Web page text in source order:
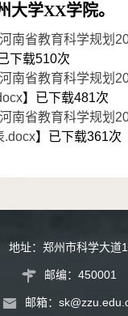
大学XX学院。
南省教育科学规划
下载510次
南省教育科学规划
】已下载481次
南省教育科学规划
.docx】已下载361次
地址：郑州市科学大道
邮编：450001
邮箱：